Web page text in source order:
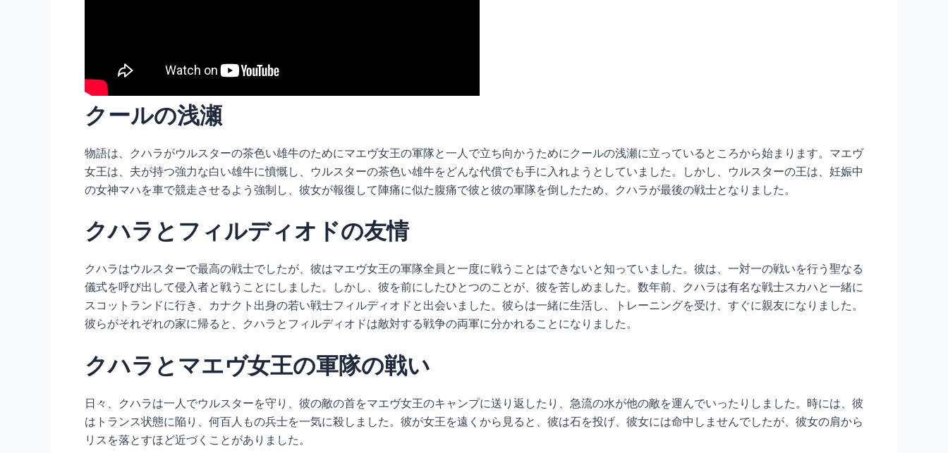
クールの浅瀬
物語は、クハラがウルスターの茶色い雄牛のためにマエヴ女王の軍隊と一人で立ち向かうためにクールの浅瀬に立っているところから始まります。マエヴ
女王は、夫が持つ強力な白い雄牛に憤慨し、ウルスターの茶色い雄牛をどんな代償でも手に入れようとしていました。しかし、ウルスターの王は、妊娠中
の女神マハを車で競走させるよう強制し、彼女が報復して陣痛に似た腹痛で彼と彼の軍隊を倒したため、クハラが最後の戦士となりました。
クハラとフィルディオドの友情
クハラはウルスターで最高の戦士でしたが、彼はマエヴ女王の軍隊全員と一度に戦うことはできないと知っていました。彼は、一対一の戦いを行う聖なる
儀式を呼び出して侵入者と戦うことにしました。しかし、彼を前にしたひとつのことが、彼を苦しめました。数年前、クハラは有名な戦士スカハと一緒に
スコットランドに行き、カナクト出身の若い戦士フィルディオドと出会いました。彼らは一緒に生活し、トレーニングを受け、すぐに親友になりました。
彼らがそれぞれの家に帰ると、クハラとフィルディオドは敵対する戦争の両軍に分かれることになりました。
クハラとマエヴ女王の軍隊の戦い
日々、クハラは一人でウルスターを守り、彼の敵の首をマエヴ女王のキャンプに送り返したり、急流の水が他の敵を運んでいったりしました。時には、彼
はトランス状態に陥り、何百人もの兵士を一気に殺しました。彼が女王を遠くから見ると、彼は石を投げ、彼女には命中しませんでしたが、彼女の肩から
リスを落とすほど近づくことがありました。